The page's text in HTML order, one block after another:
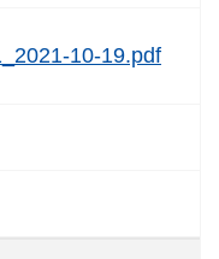
10-19.pdf